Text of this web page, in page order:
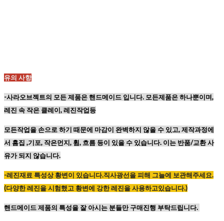
유의 사항
-사라오브젝트의 모든 제품은 핸드메이드 입니다. 모든제품은 하나뿐이며,
레진 속 작은 클레이, 레진작업등
모든작업을 손으로 하기 때문에 마감이 완벽하지 않을 수 있고,제작과정에
서 흠집 ,기포, 작은먼지, 휨, 흐름 등이 있을 수 있습니다. 이는 반품/교환 사
유가 되지 않습니다.
-레진재료 특성상황변이 있습니다.직사광선을피해 그늘에 보관해주세요.
(다양한레진을시험했고황변에 강한레진을사용하고있습니다.)
핸드메이드 제품의 특성을 잘 아시는 분들만 구매진행 부탁드립니다.